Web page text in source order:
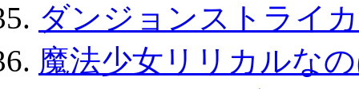
ダンジョンストライ
魔法少女リリカルな